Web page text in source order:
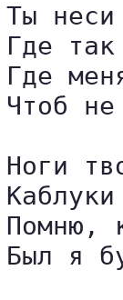
Ты
Где
Где
Чтоб
Ноги
Помню,
Был я